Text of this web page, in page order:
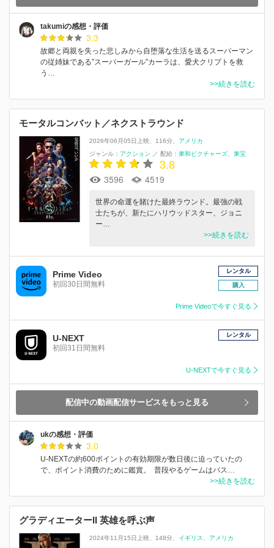
takumiの感想・評価
3.3
故郷と両親を失った悲しみから自堕落な生活を送るスーパーマン
の従姉妹である”スーパーガール”カーラは、愛犬クリプトを救
う…
>>続きを読む
モータルコンバット／ネクストラウンド
2026年06月05日上映 116分
アメリカ
ジャンル： アクション ／ 配給： 東和ピクチャーズ 東宝
3.8
3596 4519
世界の命運を賭けた最終ラウンド。最強の戦
士たちが、新たにハリウッドスター、ジョニ
ー…
>>続きを読む
Prime Video
初回30日間無料
レンタル
購入
Prime Videoで今すぐ見る
U-NEXT
初回31日間無料
レンタル
U-NEXTで今すぐ見る
配信中の動画配信サービスをもっと見る
ukの感想・評価
3.0
U-NEXTの約600ポイントの有効期限が数日後に迫っていたの
で、ポイント消費のために鑑賞。 普段やるゲームはバス…
>>続きを読む
グラディエーターII 英雄を呼ぶ声
2024年11月15日上映 148分 イギリス
アメリカ